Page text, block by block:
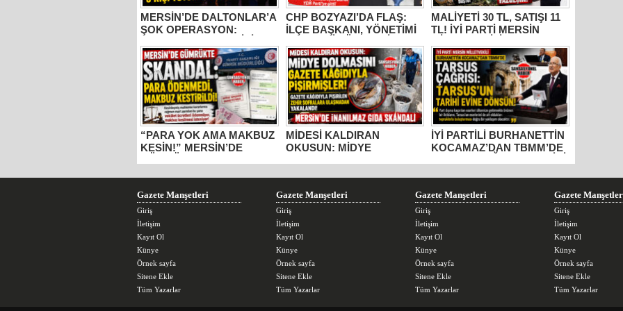
MERSİN’DE DALTONLAR’A
ŞOK OPERASYON:
TUTUKLANDI!
CHP BOZYAZI’DA FLAŞ:
İLÇE BAŞKANI, YÖNETİMİ
PARTİDEN AYRILDI, YENİ
PARTİ’YE GİTTİ!
MALİYETİ 30 TL, SATIŞI 11
TL! İYİ PARTİ MERSİN
BURHANETTİN
KOCAMAZ’DAN İKTİDARA
“ÜZÜM” TEPKİSİ: “BU
KADAR VİCDANSIZLIK
YAPMAYIN!”
“PARA YOK AMA MAKBUZ
KESİN!” MERSİN’DE
MİDESİ KALDIRAN
OKUSUN: MİDYE
MERSİN’DE İNANILMAZ
İYİ PARTİLİ BURHANETTİN
KOCAMAZ’DAN TBMM’DE
TOPRAKLARA DÖNMELİ!”
Gazete Manşetleri
Giriş
İletişim
Kayıt Ol
Künye
Örnek sayfa
Sitene Ekle
Tüm Yazarlar
Gazete Manşetleri
Giriş
İletişim
Kayıt Ol
Künye
Örnek sayfa
Sitene Ekle
Tüm Yazarlar
Gazete Manşetleri
Giriş
İletişim
Kayıt Ol
Künye
Örnek sayfa
Sitene Ekle
Tüm Yazarlar
Gazete
Giriş
İletişim
Kayıt Ol
Künye
Örnek sayfa
Sitene Ekle
Tüm Yazarlar